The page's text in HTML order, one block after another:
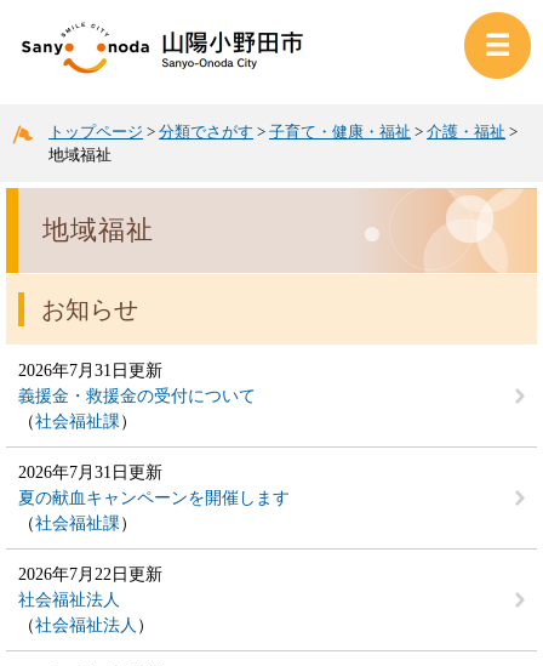
トップページ > 分類でさがす > 子育て・健康・福祉 > 介護・福祉 >
地域福祉
地域福祉
お知らせ
2026年7月31日更新
義援金・救援金の受付について
社会福祉課
2026年7月31日更新
夏の献血キャンペーンを開催します
社会福祉課
2026年7月22日更新
社会福祉法人
社会福祉法人